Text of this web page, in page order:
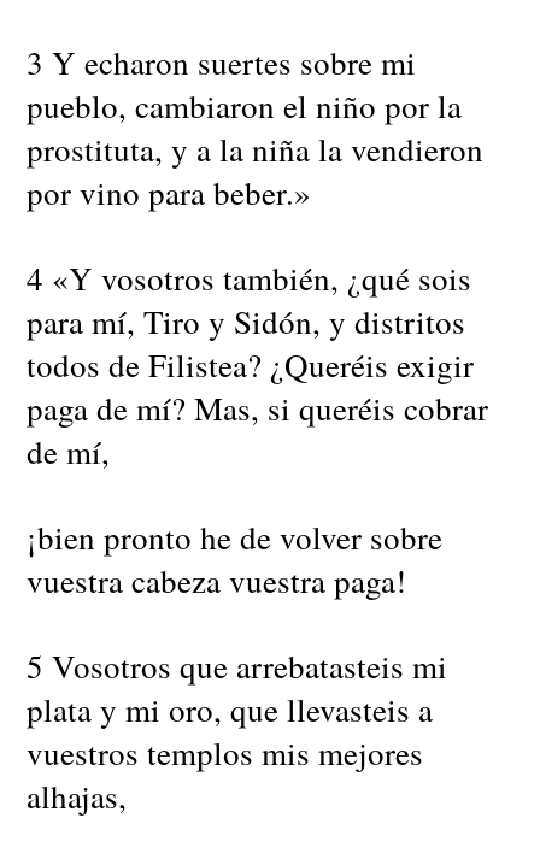
3 Y echaron suertes sobre mi
pueblo, cambiaron el niño por la
prostituta, y a la niña la vendieron
por vino para beber.»
4 «Y vosotros también, ¿qué sois
para mí, Tiro y Sidón, y distritos
todos de Filistea? ¿Queréis exigir
paga de mí? Mas, si queréis cobrar
de mí,
¡bien pronto he de volver sobre
vuestra cabeza vuestra paga!
5 Vosotros que arrebatasteis mi
plata y mi oro, que llevasteis a
vuestros templos mis mejores
alhajas,